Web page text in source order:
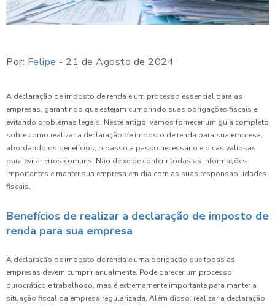
Por: Felipe - 21 de Agosto de 2024
A declaração de imposto de renda é um processo essencial para as
empresas, garantindo que estejam cumprindo suas obrigações fiscais e
evitando problemas legais. Neste artigo, vamos fornecer um guia completo
sobre como realizar a declaração de imposto de renda para sua empresa,
abordando os benefícios, o passo a passo necessário e dicas valiosas
para evitar erros comuns. Não deixe de conferir todas as informações
importantes e manter sua empresa em dia com as suas responsabilidades
fiscais.
Benefícios de realizar a declaração de imposto de
renda para sua empresa
A declaração de imposto de renda é uma obrigação que todas as
empresas devem cumprir anualmente. Pode parecer um processo
burocrático e trabalhoso, mas é extremamente importante para manter a
situação fiscal da empresa regularizada. Além disso, realizar a declaração